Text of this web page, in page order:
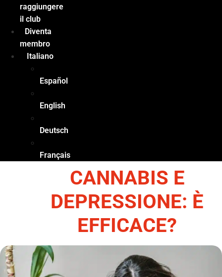
raggiungere
il club
Diventa
membro
Italiano
Español
English
Deutsch
Français
CANNABIS E
DEPRESSIONE: È
EFFICACE?